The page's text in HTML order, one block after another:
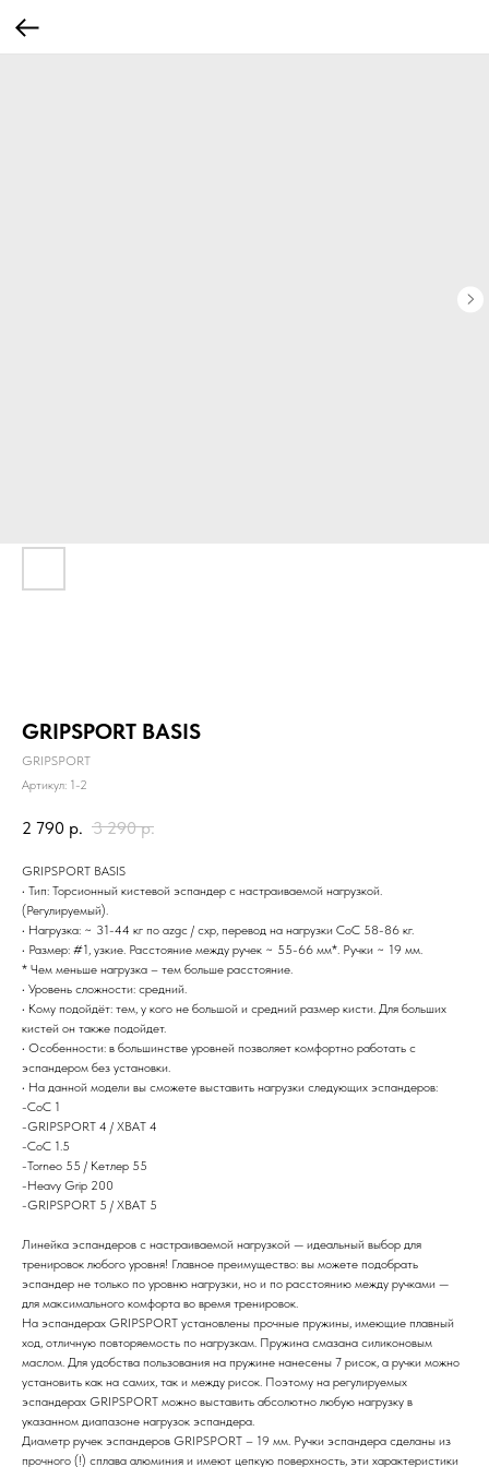
GRIPSPORT BASIS
GRIPSPORT
Артикул: 1-2
2 790 р. 3 290 р.
GRIPSPORT BASIS
• Тип: Торсионный кистевой эспандер с настраиваемой нагрузкой.
(Регулируемый).
• Нагрузка: ~ 31-44 кг по azgc / схр, перевод на нагрузки CoC 58-86 кг.
• Размер: #1, узкие. Расстояние между ручек ~ 55-66 мм*. Ручки ~ 19 мм.
* Чем меньше нагрузка – тем больше расстояние.
• Уровень сложности: средний.
• Кому подойдёт: тем, у кого не большой и средний размер кисти. Для больших
кистей он также подойдет.
• Особенности: в большинстве уровней позволяет комфортно работать с
эспандером без установки.
• На данной модели вы сможете выставить нагрузки следующих эспандеров:
-CoC 1
-GRIPSPORT 4 / ХВАТ 4
-CoC 1.5
-Torneo 55 / Кетлер 55
-Heavy Grip 200
-GRIPSPORT 5 / ХВАТ 5
Линейка эспандеров с настраиваемой нагрузкой — идеальный выбор для
тренировок любого уровня! Главное преимущество: вы можете подобрать
эспандер не только по уровню нагрузки, но и по расстоянию между ручками —
для максимального комфорта во время тренировок.
На эспандерах GRIPSPORT установлены прочные пружины, имеющие плавный
ход, отличную повторяемость по нагрузкам. Пружина смазана силиконовым
маслом. Для удобства пользования на пружине нанесены 7 рисок, а ручки можно
установить как на самих, так и между рисок. Поэтому на регулируемых
эспандерах GRIPSPORT можно выставить абсолютно любую нагрузку в
указанном диапазоне нагрузок эспандера.
Диаметр ручек эспандеров GRIPSPORT – 19 мм. Ручки эспандера сделаны из
прочного (!) сплава алюминия и имеют цепкую поверхность, эти характеристики